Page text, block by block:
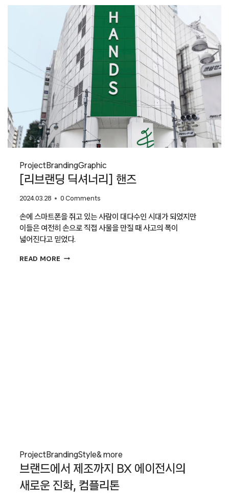
앳홈
(ATHOME)
ProjectBrandingGraphic
[리브랜딩 딕셔너리] 핸즈
2024.03.28 0 Comments
손에 스마트폰을 쥐고 있는 사람이 대다수인 시대가 되었지만
이들은 여전히 손으로 직접 사물을 만질 때 사고의 폭이
넓어진다고 믿었다.
READ MORE [리브랜딩
ProjectBrandingStyle& more
브랜드에서 제조까지 BX 에이전시의
새로운 진화, 컴플리톤